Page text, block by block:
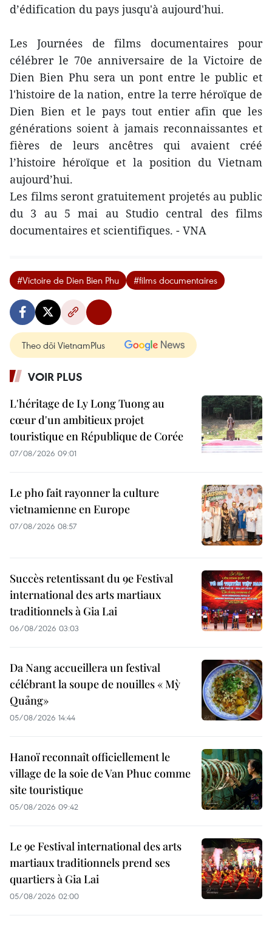
d’édification du pays jusqu'à aujourd'hui.
Les Journées de films documentaires pour
célébrer le 70e anniversaire de la Victoire de
Dien Bien Phu sera un pont entre le public et
l'histoire de la nation, entre la terre héroïque de
Dien Bien et le pays tout entier afin que les
générations soient à jamais reconnaissantes et
fières de leurs ancêtres qui avaient créé
l’histoire héroïque et la position du Vietnam
aujourd’hui.
Les films seront gratuitement projetés au public
du 3 au 5 mai au Studio central des films
documentaires et scientifiques. - VNA
#Victoire de Dien Bien Phu #films documentaires
Theo dõi VietnamPlus
VOIR PLUS
L'héritage de Ly Long Tuong au
cœur d'un ambitieux projet
touristique en République de Corée
07/08/2026 09:01
Le pho fait rayonner la culture
vietnamienne en Europe
07/08/2026 08:57
Succès retentissant du 9e Festival
international des arts martiaux
traditionnels à Gia Lai
06/08/2026 03:03
Da Nang accueillera un festival
célébrant la soupe de nouilles « Mỳ
Quảng»
05/08/2026 14:44
Hanoï reconnaît officiellement le
village de la soie de Van Phuc comme
site touristique
05/08/2026 09:42
Le 9e Festival international des arts
martiaux traditionnels prend ses
quartiers à Gia Lai
05/08/2026 02:00